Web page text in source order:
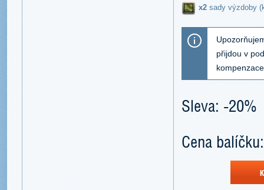
x2 sady výzdoby
přijdou v
Sleva: -20%
Cena